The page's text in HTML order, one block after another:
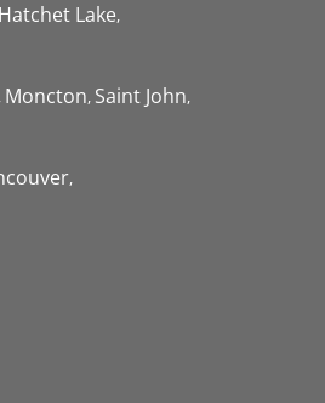
Hatchet Lake
Moncton Saint John